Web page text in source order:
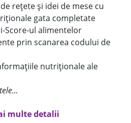
rețete și idei de mese cu
gata completate
Score-ul alimentelor
prin scanarea codului de
nutriționale ale
multe detalii